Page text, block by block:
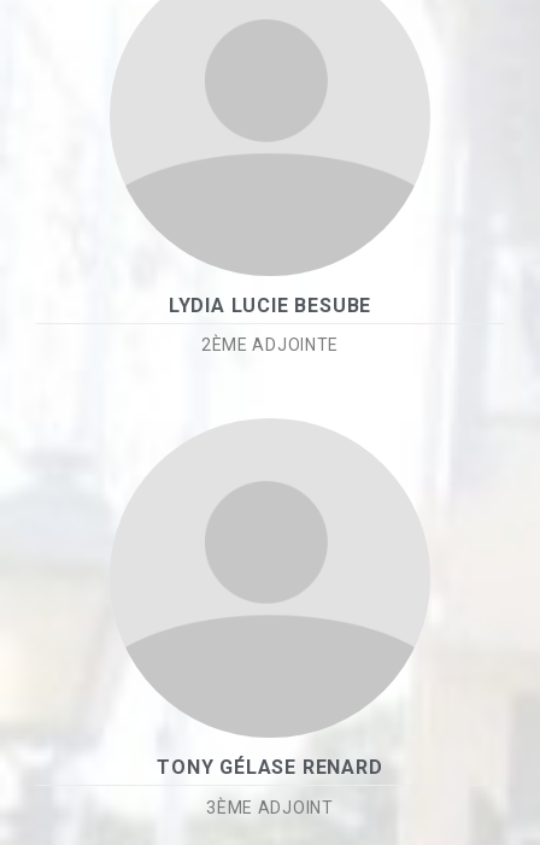
LYDIA LUCIE BESUBE
2ÈME ADJOINTE
TONY GÉLASE RENARD
3ÈME ADJOINT